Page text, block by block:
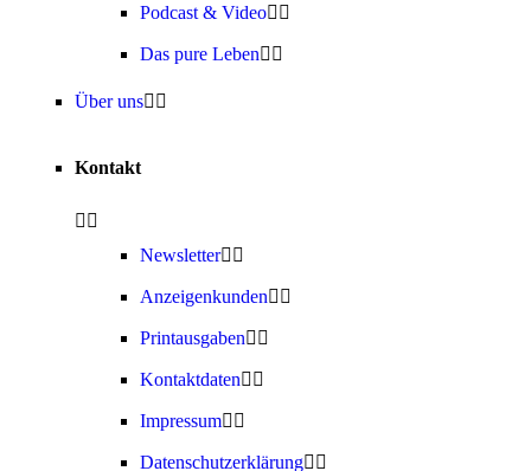
Podcast & Video
Das pure Leben
Über uns
Kontakt
Newsletter
Anzeigenkunden
Printausgaben
Kontaktdaten
Impressum
Datenschutzerklärung